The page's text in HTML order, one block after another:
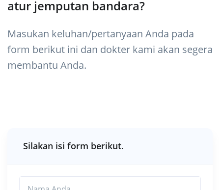
atur jemputan bandara?
Masukan keluhan/pertanyaan Anda pada
form berikut ini dan dokter kami akan segera
membantu Anda.
Silakan isi form berikut.